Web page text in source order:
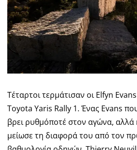
Τέταρτοι τερμάτισαν οι Elfyn
Toyota Yaris Rally 1. Ένας Evans
βρει ρυθμόποτέ στον αγώνα, αλλά
μείωσε τη διαφορά του από τον